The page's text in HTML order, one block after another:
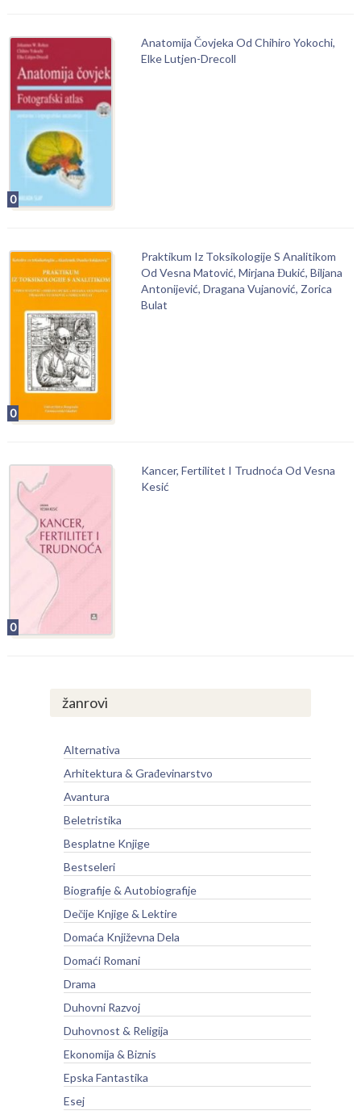
0
Anatomija Čovjeka Od Chihiro Yokochi,
Elke Lutjen-Drecoll
0
Praktikum Iz Toksikologije S Analitikom
Od Vesna Matović, Mirjana Đukić, Biljana
Antonijević, Dragana Vujanović, Zorica
Bulat
0
Kancer, Fertilitet I Trudnoća Od Vesna
Kesić
žanrovi
Alternativa
Arhitektura & Građevinarstvo
Avantura
Beletristika
Besplatne Knjige
Bestseleri
Biografije & Autobiografije
Dečije Knjige & Lektire
Domaća Književna Dela
Domaći Romani
Drama
Duhovni Razvoj
Duhovnost & Religija
Ekonomija & Biznis
Epska Fantastika
Esej